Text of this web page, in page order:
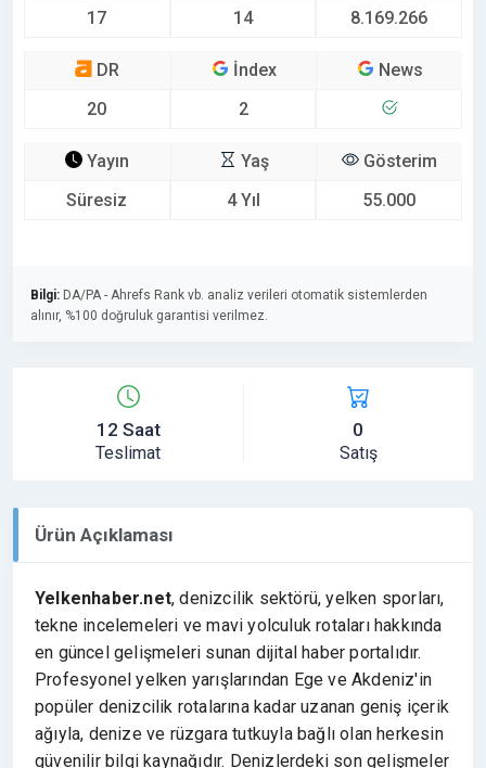
17
14
8.169.266
DR
20
İndex
2
News
Yayın
Süresiz
Yaş
4 Yıl
Gösterim
55.000
Bilgi: DA/PA - Ahrefs Rank vb. analiz verileri otomatik sistemlerden
alınır, %100 doğruluk garantisi verilmez.
12 Saat
Teslimat
0
Satış
Ürün Açıklaması
Yelkenhaber.net, denizcilik sektörü, yelken sporları,
tekne incelemeleri ve mavi yolculuk rotaları hakkında
en güncel gelişmeleri sunan dijital haber portalıdır.
Profesyonel yelken yarışlarından Ege ve Akdeniz'in
popüler denizcilik rotalarına kadar uzanan geniş içerik
ağıyla, denize ve rüzgara tutkuyla bağlı olan herkesin
güvenilir bilgi kaynağıdır. Denizlerdeki son gelişmeler